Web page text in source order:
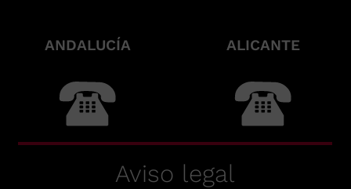
Aviso legal
ALICANTE
ANDALUCÍA